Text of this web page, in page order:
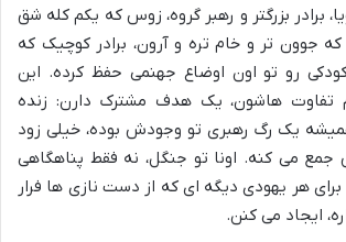
برادر بزرگتر و رهبر گروه، زوس که یکم کله شق
جوون تر و خام تره و آرون، برادر کوچیک که
رو تو اون اوضاع جهنمی حفظ کرده. این
تفاوت هاشون، یک هدف مشترک دارن: زنده
یک رگ رهبری تو وجودش بوده، خیلی زود
می کنه. اونا تو جنگل، نه فقط پناهگاهی
هر یهودی دیگه ای که از دست نازی ها فرار
ایجاد می کنن.